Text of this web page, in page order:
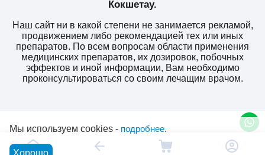
Кокшетау.
Наш сайт ни в какой степени не занимается рекламой,
продвижением либо рекомендацией тех или иных
препаратов. По всем вопросам области применения
медицинских препаратов, их дозировок, побочных
эффектов и иной информации, Вам необходимо
проконсультироваться со своим лечащим врачом.
Мы используем cookies - подробнее.
Хорошо